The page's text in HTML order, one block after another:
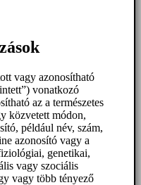
vagy azonosítható
vonatkozó
az a természetes
közvetett módon,
például név, szám,
azonosító vagy a
genetikai,
vagy szociális
vagy több tényező